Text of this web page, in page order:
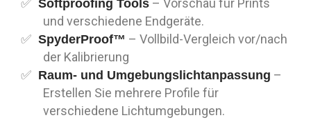
Softproofing Tools – Vorschau für Prints
und verschiedene Endgeräte.
SpyderProof™ – Vollbild-Vergleich vor/nach
der Kalibrierung
Raum- und Umgebungslichtanpassung –
Erstellen Sie mehrere Profile für
verschiedene Lichtumgebungen.